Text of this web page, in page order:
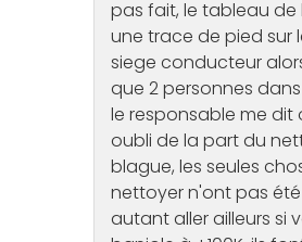
pas fait, le tableau de
une trace de pied sur
siege conducteur
que 2 personnes dans
le responsable me dit
oubli de la part du
blague, les seules
nettoyer n'ont pas été
autant aller ailleurs si